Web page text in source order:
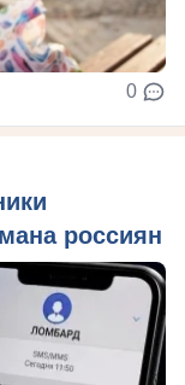
0
россиян